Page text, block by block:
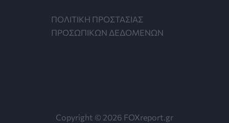
ΠΟΛΙΤΙΚΗ ΠΡΟΣΤΑΣΙΑΣ
ΠΡΟΣΩΠΙΚΩΝ ΔΕΔΟΜΕΝΩΝ
Copyright © 2026 FOXreport.gr